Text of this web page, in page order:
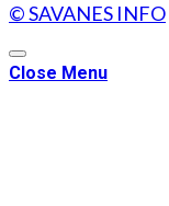
© SAVANES INFO
Close Menu